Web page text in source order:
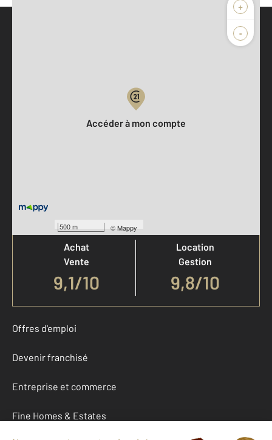
+
-
500 m ©Mappy
Accéder à mon compte
Votre agence est notée
Achat
Vente
9,1/10
Location
Gestion
9,8/10
Offres d'emploi
Devenir franchisé
Entreprise et commerce
Fine Homes & Estates